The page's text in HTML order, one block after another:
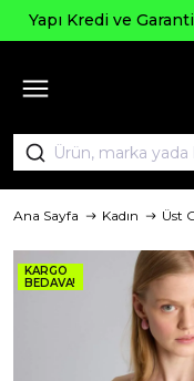
Yapı Kredi ve
Ana Sayfa Kadın Üst
KARGO
BEDAVA!